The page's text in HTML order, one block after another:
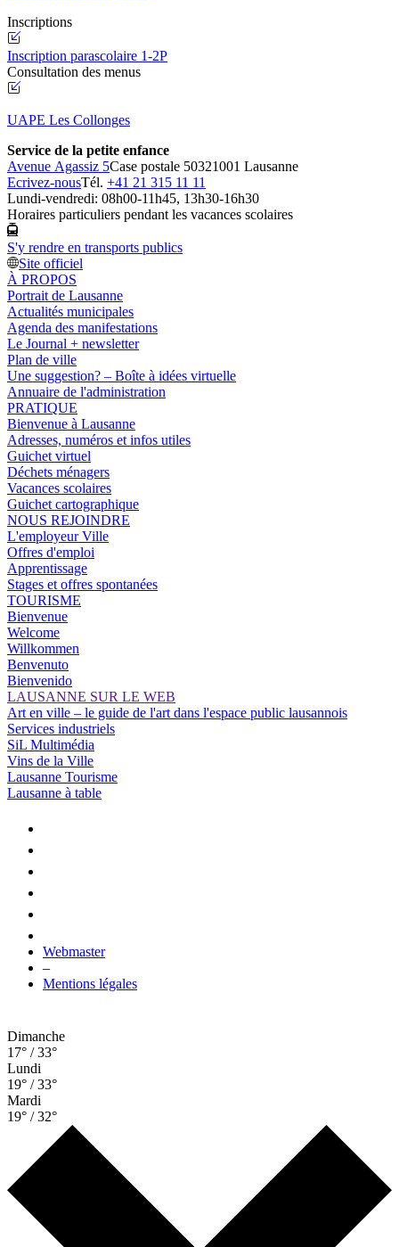
Inscriptions
Inscription parascolaire 1-2P
Consultation des menus
UAPE Les Collonges
Service de la petite enfance
Avenue Agassiz 5Case postale 50321001 Lausanne
Ecrivez-nousTél. +41 21 315 11 11
Lundi-vendredi: 08h00-11h45, 13h30-16h30
Horaires particuliers pendant les vacances scolaires
S'y rendre en transports publics
Site officiel
À PROPOS
Portrait de Lausanne
Actualités municipales
Agenda des manifestations
Le Journal + newsletter
Plan de ville
Une suggestion? – Boîte à idées virtuelle
Annuaire de l'administration
PRATIQUE
Bienvenue à Lausanne
Adresses, numéros et infos utiles
Guichet virtuel
Déchets ménagers
Vacances scolaires
Guichet cartographique
NOUS REJOINDRE
L'employeur Ville
Offres d'emploi
Apprentissage
Stages et offres spontanées
TOURISME
Bienvenue
Welcome
Willkommen
Benvenuto
Bienvenido
LAUSANNE SUR LE WEB
Art en ville – le guide de l'art dans l'espace public lausannois
Services industriels
SiL Multimédia
Vins de la Ville
Lausanne Tourisme
Lausanne à table
Webmaster
–
Mentions légales
Dimanche
17° / 33°
Lundi
19° / 33°
Mardi
19° / 32°